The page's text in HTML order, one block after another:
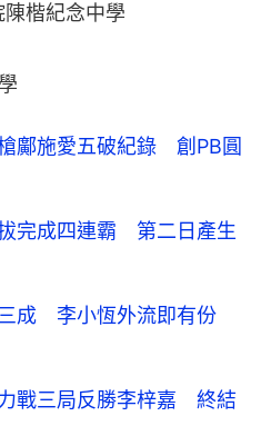
楷紀念中學
鄺施愛五破紀錄 創PB圓
完成四連霸 第二日產生
成 李小恆外流即有份
戰三局反勝李梓嘉 終結